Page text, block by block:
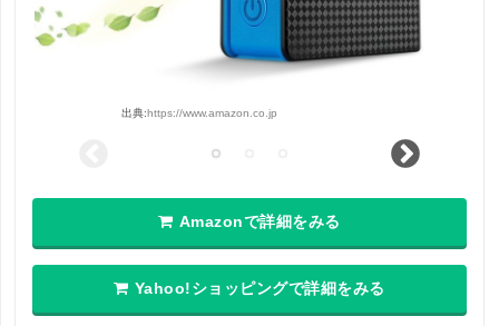
出典:https://www.amazon.co.jp
Amazonで詳細をみる
Yahoo!ショッピングで詳細をみる